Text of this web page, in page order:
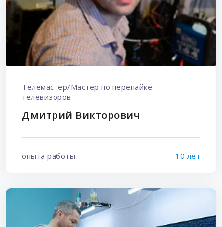
Телемастер/Мастер по перепайке
телевизоров
Дмитрий Викторович
опыта работы 10 лет